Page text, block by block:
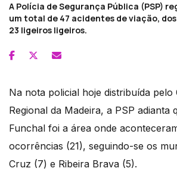
A Polícia de Segurança Pública (PSP)
um total de 47 acidentes de viação,
23 ligeiros ligeiros.
Na nota policial hoje distribuída pelo
Regional da Madeira, a PSP adianta
Funchal foi a área onde
ocorrências (21), seguindo-se os
Cruz (7) e Ribeira Brava (5).